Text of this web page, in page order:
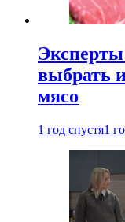
Эксперты
выбрать
мясо
1 год спустя1